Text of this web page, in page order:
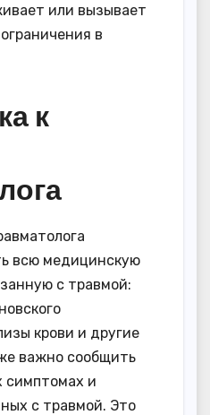
или вызывает
в
к
всю медицинскую
с травмой:
крови и другие
важно сообщить
симптомах и
с травмой. Это